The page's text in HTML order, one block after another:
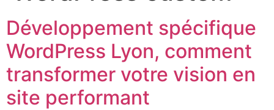
Développement spécifique
WordPress Lyon, comment
transformer votre vision en
site performant